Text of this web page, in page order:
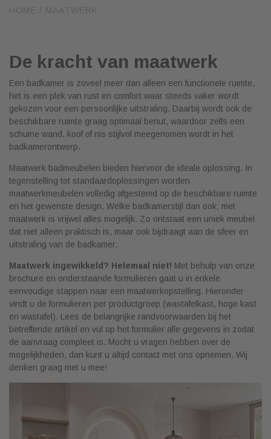
HOME MAATWERK
De kracht van maatwerk
Een badkamer is zoveel meer dan alleen een functionele ruimte,
het is een plek van rust en comfort waar steeds vaker wordt
gekozen voor een persoonlijke uitstraling. Daarbij wordt ook de
beschikbare ruimte graag optimaal benut, waardoor zelfs een
schuine wand, koof of nis stijlvol meegenomen wordt in het
badkamerontwerp.
Maatwerk badmeubelen bieden hiervoor de ideale oplossing. In
tegenstelling tot standaardoplossingen worden
maatwerkmeubelen volledig afgestemd op de beschikbare ruimte
en het gewenste design. Welke badkamerstijl dan ook; met
maatwerk is vrijwel alles mogelijk. Zo ontstaat een uniek meubel
dat niet alleen praktisch is, maar ook bijdraagt aan de sfeer en
uitstraling van de badkamer.
Maatwerk ingewikkeld? Helemaal niet! Met behulp van onze
brochure en onderstaande formulieren gaat u in enkele
eenvoudige stappen naar een maatwerkopstelling. Hieronder
vindt u de formulieren per productgroep (wastafelkast, hoge kast
en wastafel). Lees de belangrijke randvoorwaarden bij het
betreffende artikel en vul op het formulier alle gegevens in zodat
de aanvraag compleet is. Mocht u vragen hebben over de
mogelijkheden, dan kunt u altijd contact met ons opnemen. Wij
denken graag met u mee!